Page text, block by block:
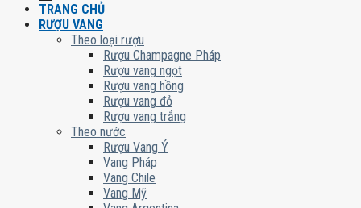
TRANG CHỦ
RƯỢU VANG
Theo loại rượu
Rượu Champagne Pháp
Rượu vang ngọt
Rượu vang hồng
Rượu vang đỏ
Rượu vang trắng
Theo nước
Rượu Vang Ý
Vang Pháp
Vang Chile
Vang Mỹ